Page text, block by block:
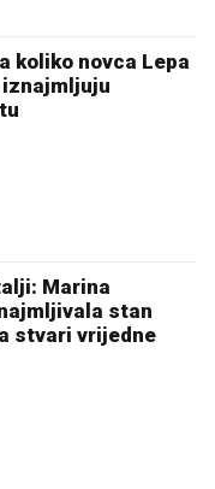
koliko novca Lepa
iznajmljuju
Marina
stan
stvari vrijedne